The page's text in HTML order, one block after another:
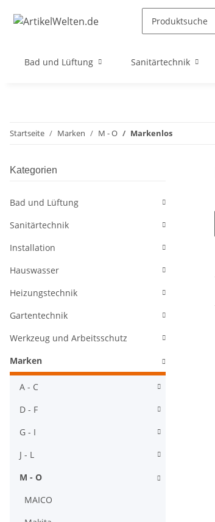
Bad und Lüftung Sanitärtechnik
Startseite Marken M - O Markenlos
Kategorien
Bad und Lüftung
Sanitärtechnik
Installation
Hauswasser
Heizungstechnik
Gartentechnik
Werkzeug und Arbeitsschutz
Marken
A - C
D - F
G - I
J - L
M - O
MAICO